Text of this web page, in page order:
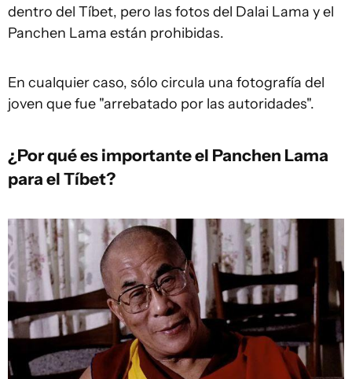
dentro del Tíbet, pero las fotos del Dalai Lama y el
Panchen Lama están prohibidas.
En cualquier caso, sólo circula una fotografía del
joven que fue "arrebatado por las autoridades".
¿Por qué es importante el Panchen Lama
para el Tíbet?